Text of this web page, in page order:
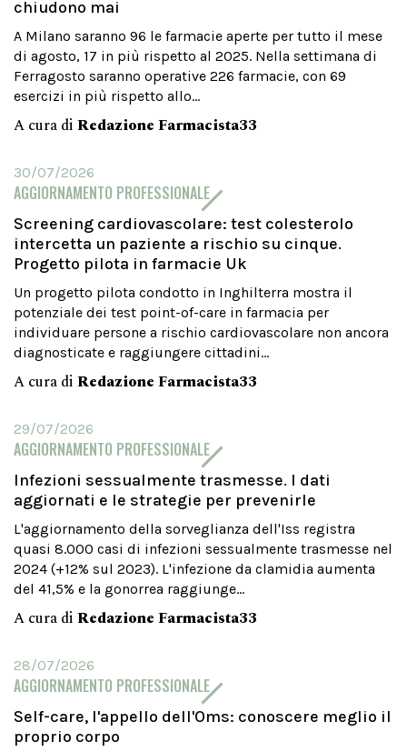
chiudono mai
A Milano saranno 96 le farmacie aperte per tutto il mese
di agosto, 17 in più rispetto al 2025. Nella settimana di
Ferragosto saranno operative 226 farmacie, con 69
esercizi in più rispetto allo...
A cura di Redazione Farmacista33
30/07/2026
AGGIORNAMENTO PROFESSIONALE
Screening cardiovascolare: test colesterolo
intercetta un paziente a rischio su cinque.
Progetto pilota in farmacie Uk
Un progetto pilota condotto in Inghilterra mostra il
potenziale dei test point-of-care in farmacia per
individuare persone a rischio cardiovascolare non ancora
diagnosticate e raggiungere cittadini...
A cura di Redazione Farmacista33
29/07/2026
AGGIORNAMENTO PROFESSIONALE
Infezioni sessualmente trasmesse. I dati
aggiornati e le strategie per prevenirle
L'aggiornamento della sorveglianza dell'Iss registra
quasi 8.000 casi di infezioni sessualmente trasmesse nel
2024 (+12% sul 2023). L'infezione da clamidia aumenta
del 41,5% e la gonorrea raggiunge...
A cura di Redazione Farmacista33
28/07/2026
AGGIORNAMENTO PROFESSIONALE
Self-care, l'appello dell'Oms: conoscere meglio il
proprio corpo